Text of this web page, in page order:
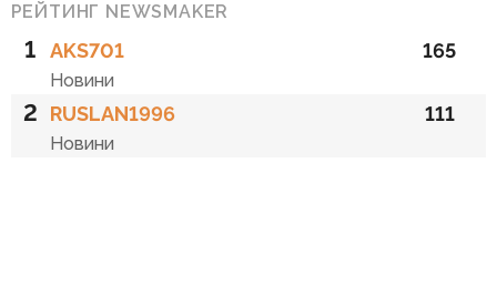
РЕЙТИНГ NEWSMAKER
1 AKS701
Новини
165
2 RUSLAN1996
Новини
111